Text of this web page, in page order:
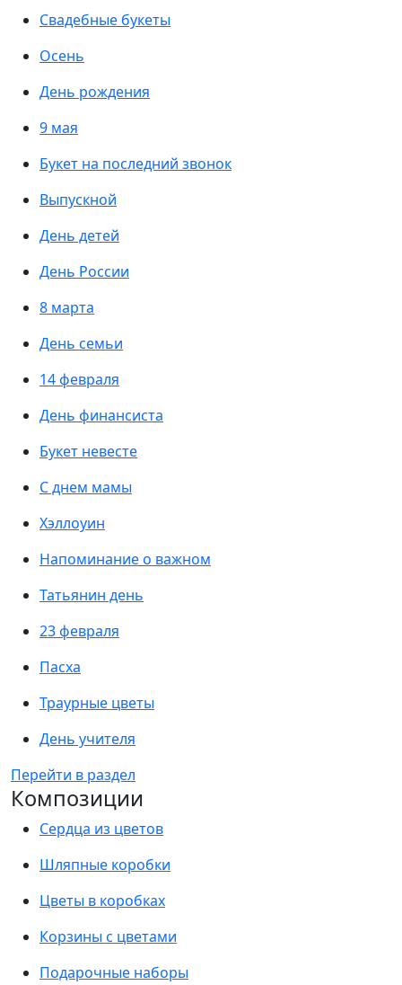
Свадебные букеты
Осень
День рождения
9 мая
Букет на последний звонок
Выпускной
День детей
День России
8 марта
День семьи
14 февраля
День финансиста
Букет невесте
С днем мамы
Хэллоуин
Напоминание о важном
Татьянин день
23 февраля
Пасха
Траурные цветы
День учителя
Перейти в раздел
Композиции
Сердца из цветов
Шляпные коробки
Цветы в коробках
Корзины с цветами
Подарочные наборы